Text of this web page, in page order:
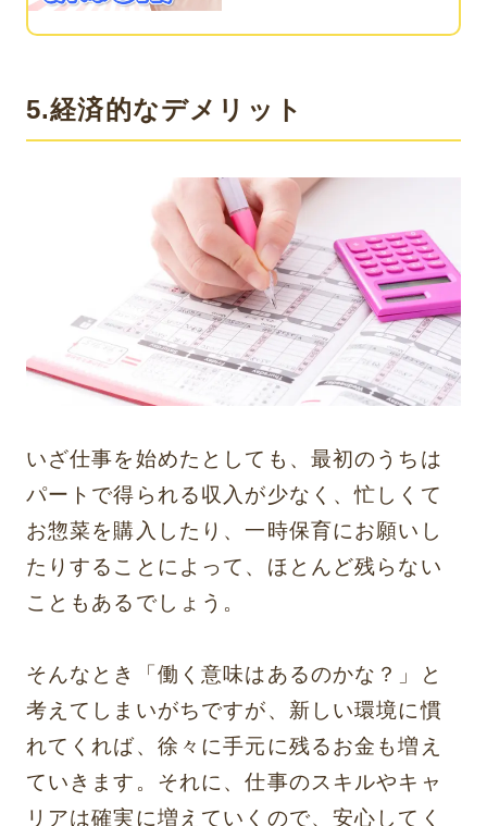
5.経済的なデメリット
いざ仕事を始めたとしても、最初のうちは
パートで得られる収入が少なく、忙しくて
お惣菜を購入したり、一時保育にお願いし
たりすることによって、ほとんど残らない
こともあるでしょう。
そんなとき「働く意味はあるのかな？」と
考えてしまいがちですが、新しい環境に慣
れてくれば、徐々に手元に残るお金も増え
ていきます。それに、仕事のスキルやキャ
リアは確実に増えていくので、安心してく